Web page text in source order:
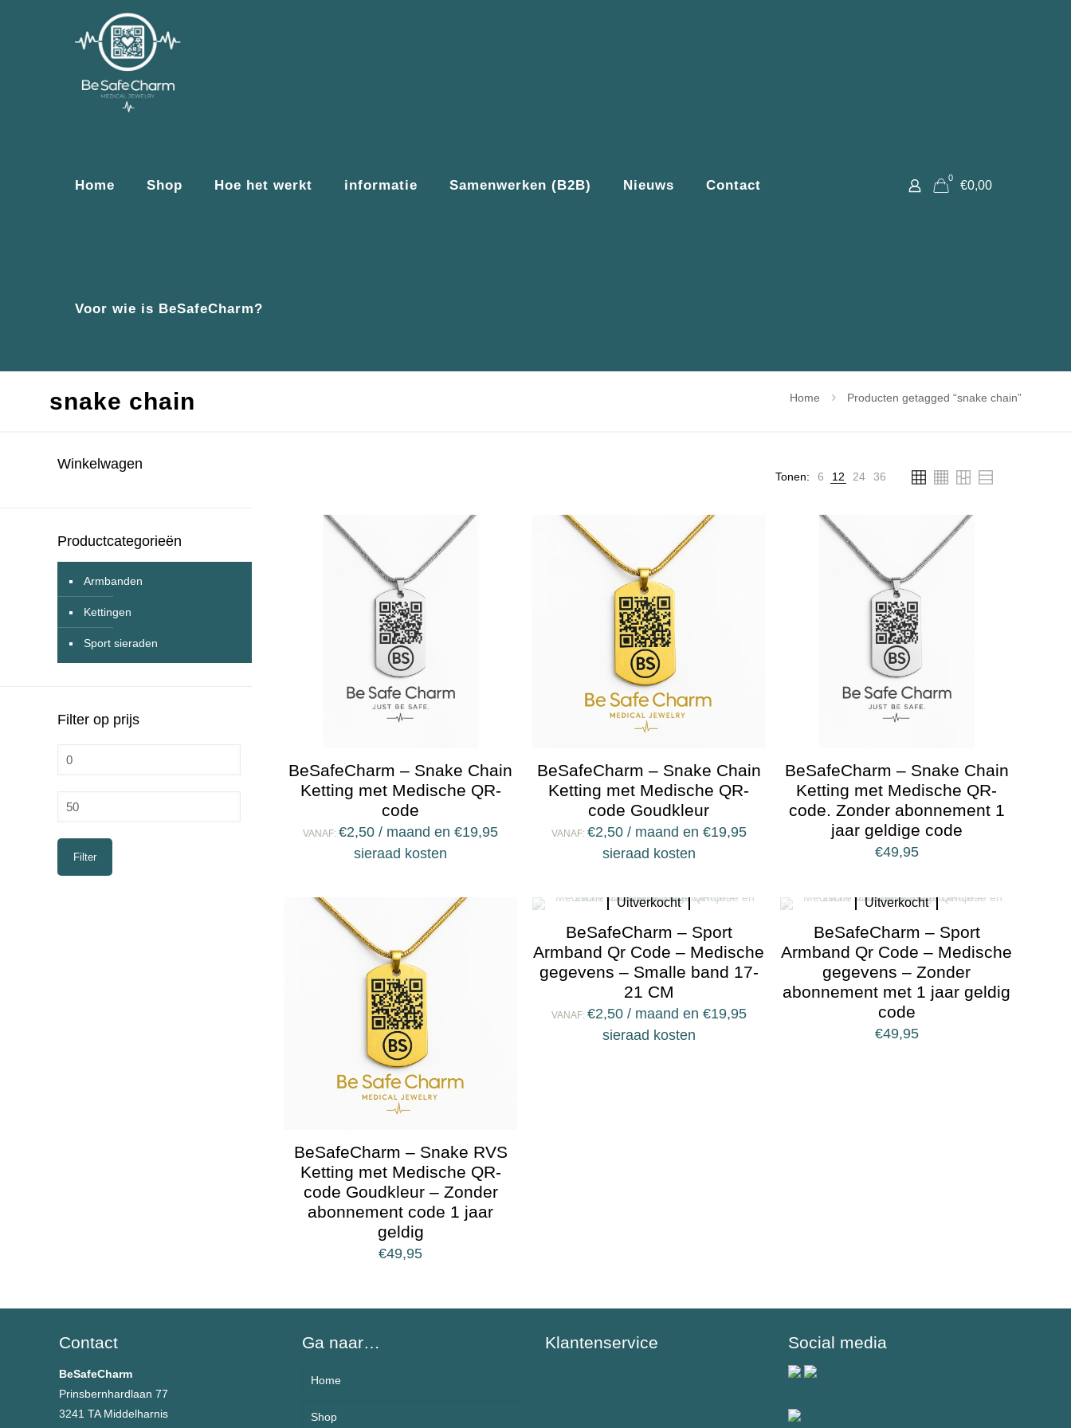
Home Shop Hoe het werkt informatie Samenwerken (B2B) Nieuws Contact
Voor wie is BeSafeCharm?
0
€0,00
snake chain Home Producten getagged “snake chain”
Tonen: 6 12 24 36
BeSafeCharm – Snake Chain
Ketting met Medische QR-
code
VANAF:€2,50 / maand en€19,95
sieraad kosten
BeSafeCharm – Snake Chain
Ketting met Medische QR-
code Goudkleur
VANAF: €2,50 / maand en €19,95
sieraad kosten
BeSafeCharm – Snake Chain
Ketting met Medische QR-
code. Zonder abonnement 1
jaar geldige code
€49,95
BeSafeCharm – Snake RVS
Ketting met Medische QR-
code Goudkleur – Zonder
abonnement code 1 jaar
geldig
€49,95
Uitverkocht
BeSafeCharm – Sport
Armband Qr Code – Medische
gegevens – Smalle band 17-
21 CM
VANAF: €2,50 / maand en €19,95
sieraad kosten
Uitverkocht
BeSafeCharm – Sport
Armband Qr Code – Medische
gegevens – Zonder
abonnement met 1 jaar geldig
code
€49,95
Winkelwagen
Productcategorieën
Armbanden
Kettingen
Sport sieraden
Filter op prijs
Min.
Max.
Filter
Contact
BeSafeCharm
Prinsbernhardlaan 77
3241 TA Middelharnis
Ga naar…
Home
Over BeSafeCharm – ons verhaal
Shop
Klantenservice Social media